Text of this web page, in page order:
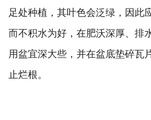
足处种植，其叶色会泛绿，因此
而不积水为好，在肥沃深厚、排
用盆宜深大些，并在盆底垫碎瓦
止烂根。